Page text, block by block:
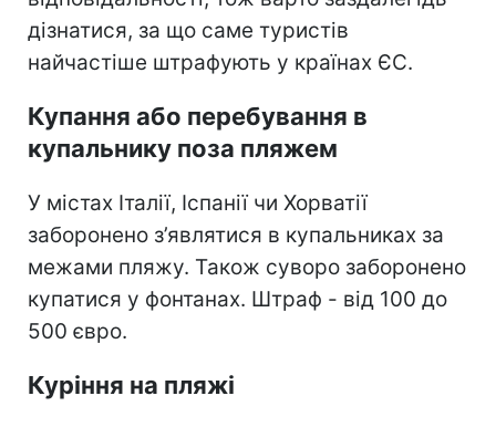
дізнатися, за що саме туристів
найчастіше штрафують у країнах ЄС.
Купання або перебування в
купальнику поза пляжем
У містах Італії, Іспанії чи Хорватії
заборонено з’являтися в купальниках за
межами пляжу. Також суворо заборонено
купатися у фонтанах. Штраф - від 100 до
500 євро.
Куріння на пляжі